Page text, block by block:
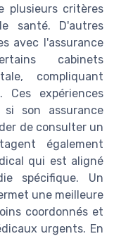
plusieurs critères
santé. D'autres
avec l'assurance
cabinets
compliquant
expériences
son assurance
de consulter un
également
qui est aligné
spécifique. Un
une meilleure
coordonnés et
urgents. En